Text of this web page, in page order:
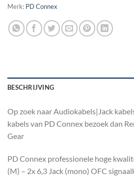
Merk: PD Connex
BESCHRIJVING
Op zoek naar Audiokabels|Jack
kabels van PD Connex bezoek dan
Gear
PD Connex professionele hoge
(M) – 2x 6,3 Jack (mono) OFC